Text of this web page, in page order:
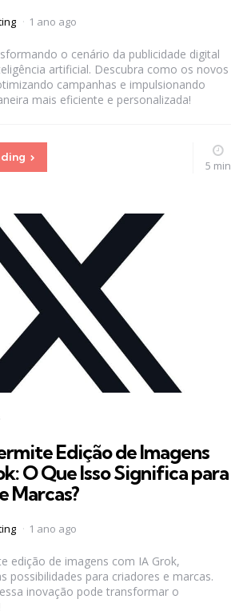
1 ano ago
o cenário da publicidade digital
artificial. Descubra como os novos
campanhas e impulsionando
mais eficiente e personalizada!
5 min
Edição de Imagens
O Que Isso Significa para
Marcas?
1 ano ago
edição de imagens com IA Grok,
possibilidades para criadores e marcas.
inovação pode transformar o